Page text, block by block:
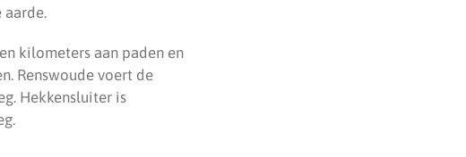
aarde.
kilometers aan paden en
Renswoude voert de
Hekkensluiter is